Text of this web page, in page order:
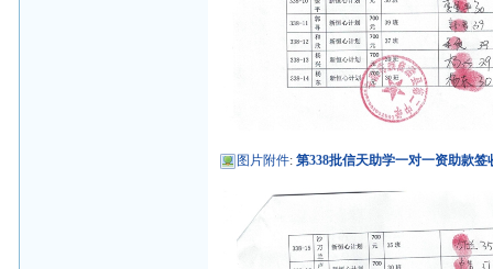
图片附件:第338批信天助学一对一资助款